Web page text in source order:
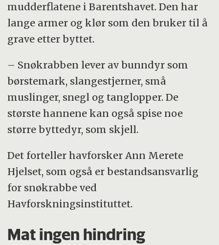
mudderflatene i Barentshavet. Den har
lange armer og klør som den bruker til å
grave etter byttet.
– Snøkrabben lever av bunndyr som
børstemark, slangestjerner, små
muslinger, snegl og tanglopper. De
største hannene kan også spise noe
større byttedyr, som skjell.
Det forteller havforsker Ann Merete
Hjelset, som også er bestandsansvarlig
for snøkrabbe ved
Havforskningsinstituttet.
Mat ingen hindring